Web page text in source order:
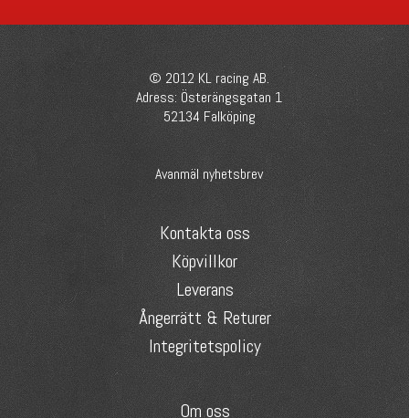
© 2012 KL racing AB.
Adress: Österängsgatan 1
52134 Falköping
Avanmäl nyhetsbrev
Kontakta oss
Köpvillkor
Leverans
Ångerrätt & Returer
Integritetspolicy
Om oss